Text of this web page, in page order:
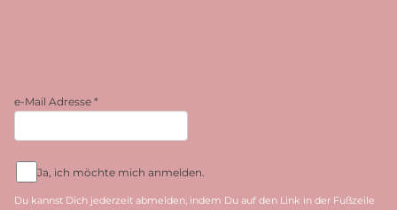
e-Mail Adresse *
Ja, ich möchte mich anmelden.
Du kannst Dich jederzeit abmelden, indem Du auf den Link in der Fußzeile